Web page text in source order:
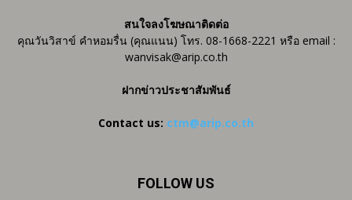
สนใจลงโฆษณาติดต่อ
คุณวันวิสาข์ คำหอมรื่น (คุณแนน) โทร. 08-1668-2221 หรือ email :
wanvisak@arip.co.th
ฝากข่าวประชาสัมพันธ์
Contact us: ctm@arip.co.th
FOLLOW US